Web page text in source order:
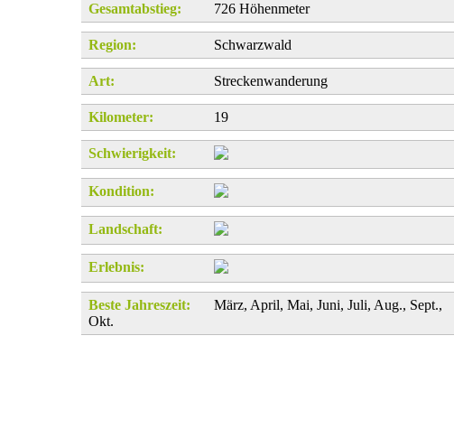
Gesamtabstieg: 726 Höhenmeter
Region: Schwarzwald
Art: Streckenwanderung
Kilometer: 19
Schwierigkeit:
Kondition:
Landschaft:
Erlebnis:
Beste Jahreszeit:
März, April, Mai, Juni, Juli, Aug., Sept.,
Okt.